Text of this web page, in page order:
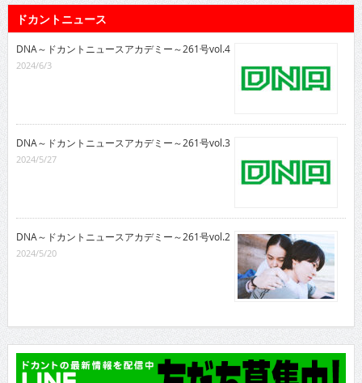
ドカントニュース
DNA～ドカントニュースアカデミー～261号vol.4
2024/6/3
DNA～ドカントニュースアカデミー～261号vol.3
2024/5/27
DNA～ドカントニュースアカデミー～261号vol.2
2024/5/20